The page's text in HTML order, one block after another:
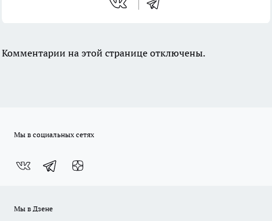
Комментарии на этой странице отключены.
Мы в социальных сетях
Мы в Дзене